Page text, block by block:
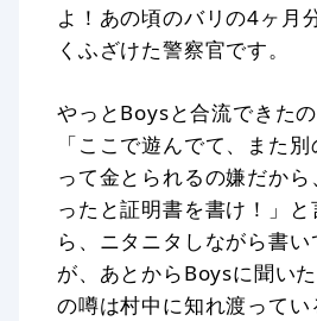
よ！あの頃のバリの4ヶ月
くふざけた警察官です。
やっとBoysと合流できた
「ここで遊んでて、また
って金とられるの嫌だか
ったと証明書を書け！」と
ら、ニタニタしながら書
が、あとからBoysに聞い
の噂は村中に知れ渡って